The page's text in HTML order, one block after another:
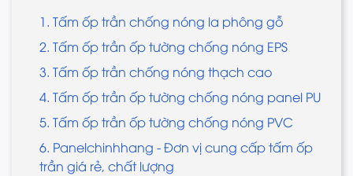
1. Tấm ốp trần chống nóng la phông gỗ
2. Tấm ốp trần ốp tường chống nóng EPS
3. Tấm ốp trần chống nóng thạch cao
4. Tấm ốp trần ốp tường chống nóng panel PU
5. Tấm ốp trần ốp tường chống nóng PVC
6. Panelchinhhang - Đơn vị cung cấp tấm ốp
trần giá rẻ, chất lượng